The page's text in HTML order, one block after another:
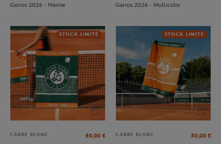
Garros 2026 - Marine
Garros 2026 - Multicolor
STOCK LIMITÉ
CARRE BLANC 50,00 €
STOCK LIMITÉ
CARRE BLANC 50,00 €